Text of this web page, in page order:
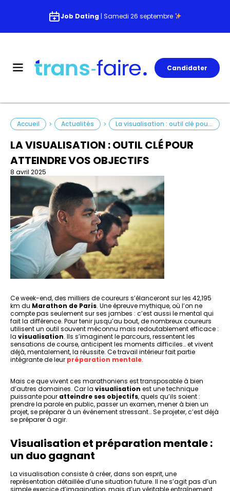
Job Dating | Samedi 26 septembre
Candidater
Accueil > Actualités > La visualisation : outil clé pour atteindre vos objectifs
LA VISUALISATION : OUTIL CLÉ POUR
ATTEINDRE VOS OBJECTIFS
8 avril 2025
Ce week-end, des milliers de coureurs s’élanceront sur les 42,195
km du Marathon de Paris. Une épreuve mythique, où l’on ne
compte pas seulement sur ses jambes : c’est aussi le mental qui
fait la différence. Pour tenir jusqu’au bout, de nombreux coureurs
utilisent un outil souvent méconnu mais redoutablement efficace :
la visualisation. Ils s’imaginent le parcours, ressentent les
sensations de course, anticipent les moments difficiles… et vivent
déjà, mentalement, la réussite. Ce travail intérieur fait partie
intégrante de leur préparation mentale.
Mais ce que vivent ces marathoniens est transposable à bien
d’autres domaines. Car la visualisation est une technique
puissante pour atteindre ses objectifs, quels qu’ils soient :
prendre la parole en public, passer un examen, mener à bien un
projet, se préparer à un événement stressant… Se projeter, c’est déjà
se préparer à agir.
Visualisation et préparation mentale :
un duo gagnant
La visualisation consiste à créer, dans son esprit, une
représentation détaillée d’une situation future. Il ne s’agit pas d’un
simple exercice d’imagination, mais d’un véritable entraînement